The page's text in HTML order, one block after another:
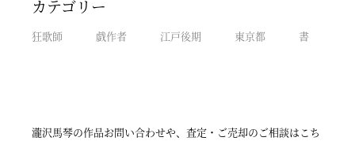
カテゴリー
狂歌師 戯作者 江戸後期 東京都 書
瀧沢馬琴の作品お問い合わせや、査定・ご売却のご相談はこち